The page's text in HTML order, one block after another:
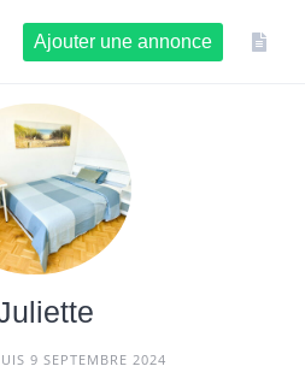
Ajouter une annonce
9 SEPTEMBRE 2024